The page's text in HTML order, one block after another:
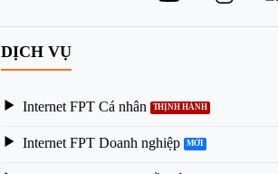
DỊCH VỤ
Internet FPT Cá nhân
Internet FPT Doanh nghiệp